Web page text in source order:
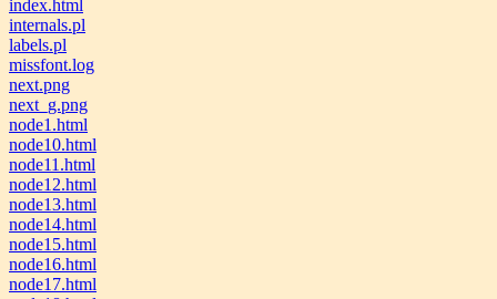
index.html
internals.pl
labels.pl
missfont.log
next.png
next_g.png
node1.html
node10.html
node11.html
node12.html
node13.html
node14.html
node15.html
node16.html
node17.html